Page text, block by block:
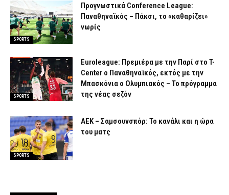
SPORTS
Προγνωστικά Conference League:
Παναθηναϊκός – Πάκσι, το «καθαρίζει»
νωρίς
SPORTS
Euroleague: Πρεμιέρα με την Παρί στο T-
Center ο Παναθηναϊκός, εκτός με την
Μπασκόνια ο Ολυμπιακός – Το πρόγραμμα
της νέας σεζόν
SPORTS
ΑΕΚ – Σαμσουνσπόρ: Το κανάλι και η ώρα
του ματς